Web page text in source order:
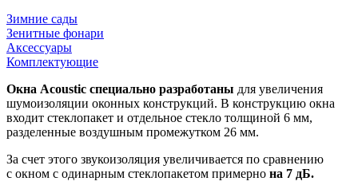
Зимние сады
Зенитные фонари
Аксессуары
Комплектующие
Окна Acoustic специально разработаны для увеличения
шумоизоляции оконных конструкций. В конструкцию окна
входит стеклопакет и отдельное стекло толщиной 6 мм,
разделенные воздушным промежутком 26 мм.
За счет этого звукоизоляция увеличивается по сравнению
с окном с одинарным стеклопакетом примерно на 7 дБ.